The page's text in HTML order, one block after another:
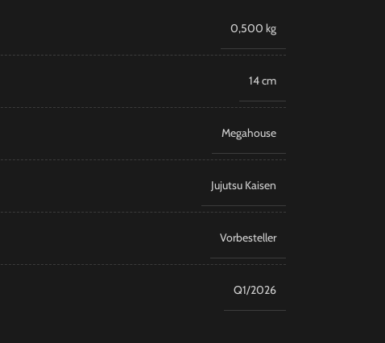
0,500 kg
14 cm
Megahouse
Jujutsu Kaisen
Vorbesteller
Q1/2026